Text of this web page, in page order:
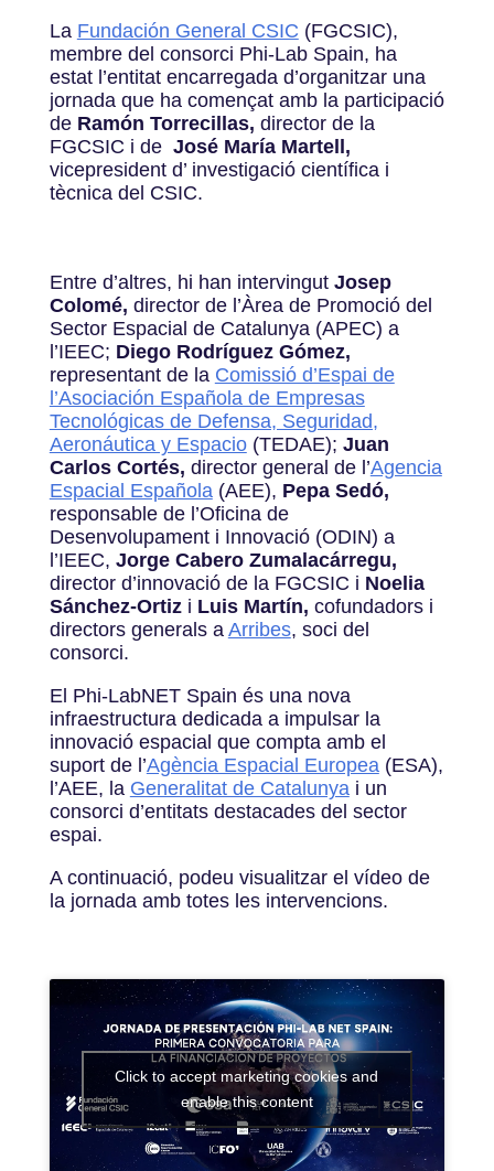
La Fundación General CSIC (FGCSIC),
membre del consorci Phi-Lab Spain, ha
estat l’entitat encarregada d’organitzar una
jornada que ha començat amb la participació
de Ramón Torrecillas, director de la
FGCSIC i de José María Martell,
vicepresident d’ investigació científica i
tècnica del CSIC.
Entre d’altres, hi han intervingut Josep
Colomé, director de l’Àrea de Promoció del
Sector Espacial de Catalunya (APEC) a
l’IEEC; Diego Rodríguez Gómez,
representant de la Comissió d’Espai de
l’Asociación Española de Empresas
Tecnológicas de Defensa, Seguridad,
Aeronáutica y Espacio(TEDAE); Juan
Carlos Cortés, director general de l’Agencia
Espacial Española (AEE), Pepa Sedó,
responsable de l’Oficina de
Desenvolupament i Innovació (ODIN) a
l’IEEC, Jorge Cabero Zumalacárregu,
director d’innovació de la FGCSIC i Noelia
Sánchez-Ortizi Luis Martín, cofundadors i
directors generals a Arribes, soci del
consorci.
El Phi-LabNET Spain és una nova
infraestructura dedicada a impulsar la
innovació espacial que compta amb el
suport de l’Agència Espacial Europea (ESA),
l’AEE, la Generalitat de Catalunya i un
consorci d’entitats destacades del sector
espai.
A continuació, podeu visualitzar el vídeo de
la jornada amb totes les intervencions.
Click to accept marketing cookies and
enable this content